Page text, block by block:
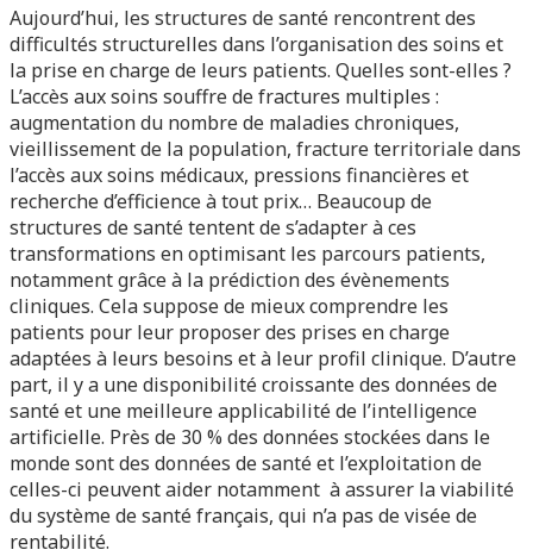
Aujourd’hui, les structures de santé rencontrent des
difficultés structurelles dans l’organisation des soins et
la prise en charge de leurs patients. Quelles sont-elles ?
L’accès aux soins souffre de fractures multiples :
augmentation du nombre de maladies chroniques,
vieillissement de la population, fracture territoriale dans
l’accès aux soins médicaux, pressions financières et
recherche d’efficience à tout prix… Beaucoup de
structures de santé tentent de s’adapter à ces
transformations en optimisant les parcours patients,
notamment grâce à la prédiction des évènements
cliniques. Cela suppose de mieux comprendre les
patients pour leur proposer des prises en charge
adaptées à leurs besoins et à leur profil clinique. D’autre
part, il y a une disponibilité croissante des données de
santé et une meilleure applicabilité de l’intelligence
artificielle. Près de 30 % des données stockées dans le
monde sont des données de santé et l’exploitation de
celles-ci peuvent aider notamment à assurer la viabilité
du système de santé français, qui n’a pas de visée de
rentabilité.